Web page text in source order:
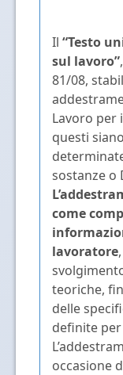
Il “Testo
sul lavoro”
81/08,
Lavoro per
questi
sostanze o
come
lavoratore
teoriche,
delle
definite
occasione